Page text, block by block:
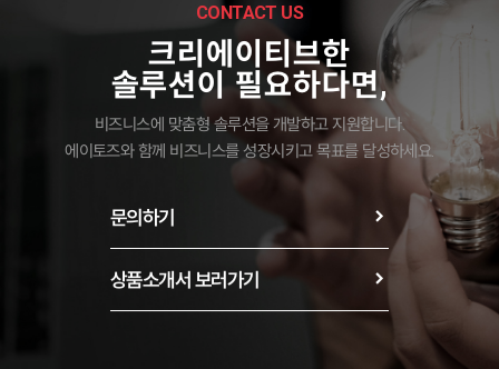
CONTACT US
크리에이티브한
솔루션이 필요하다면,
비즈니스에 맞춤형 솔루션을 개발하고 지원합니다.
에이토즈와 함께 비즈니스를 성장시키고 목표를 달성하세요.
문의하기
상품소개서 보러가기